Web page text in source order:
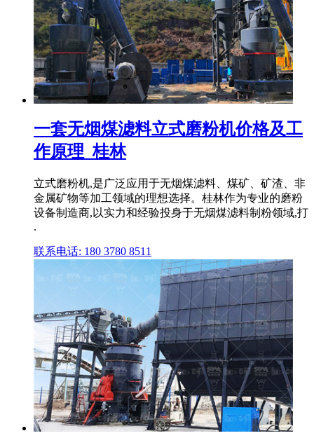
一套无烟煤滤料立式磨粉机价格及工
作原理_桂林
立式磨粉机,是广泛应用于无烟煤滤料、煤矿、矿渣、非
金属矿物等加工领域的理想选择。桂林作为专业的磨粉
设备制造商,以实力和经验投身于无烟煤滤料制粉领域,打
.
联系电话: 180 3780 8511